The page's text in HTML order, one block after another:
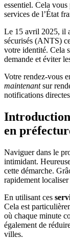
essentiel. Cela
services de l’État
Le 15 avril 2025, il
sécurisés (ANTS)
votre identité. Cela
demande et éviter
Votre rendez-vous
maintenantsur
notifications
Introduction
en
Naviguer dans le
intimidant.
cette démarche.
rapidement
En utilisant ces
Cela est
où chaque minute
également de
villes.